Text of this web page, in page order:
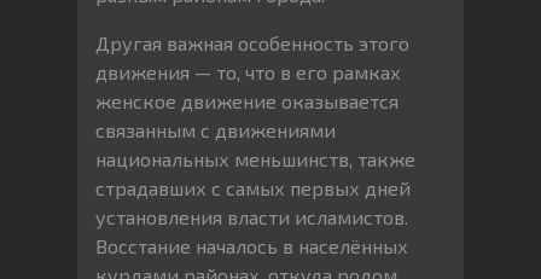
Другая важная особенность этого
движения — то, что в его рамках
женское движение оказывается
связанным с движениями
национальных меньшинств, также
страдавших с самых первых дней
установления власти исламистов.
Восстание началось в населённых